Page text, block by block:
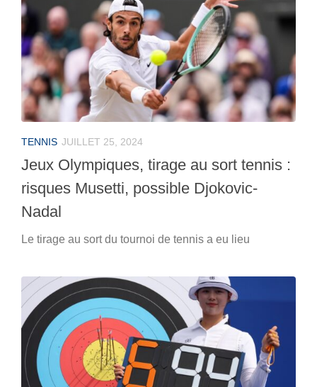
TENNIS JUILLET 25, 2024
Jeux Olympiques, tirage au sort tennis :
risques Musetti, possible Djokovic-
Nadal
Le tirage au sort du tournoi de tennis a eu lieu